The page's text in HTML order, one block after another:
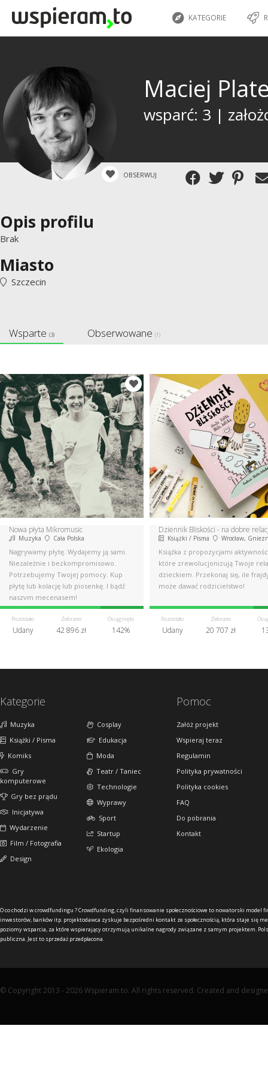
KATEGORIE
Maciej
wsparć: 3 |
OBSERWUJ
Opis profilu
Brak
Miasto
Szczecin
Wsparte (3) Obserwowane (1)
Nowa płyta Mikromusic
Muzyka Cała Polska
Nagrywamy płytę. Wydajemy ją sami.
Niezależnie i bezkompromisowo.
Potrzebujemy Twojej pomocy. Kup
płytę lub kolację lub piosenkę. I bądź
naszym mecenasem!
Pozostało
Udany
Zebrano
42 896 zł
Osiągnięto
142%
Książki / Pisma Wrocław,
Książka z propozycjami
które zrewolucjonizują Twoje
dzieckiem. Przekonaj się, ile
może dawać rodzicielstwo!
Pozostało
Udany
Zebrano
20 707 zł
Kategorie
Muzyka
Książki / Pisma
Komiks
Gry
komputerowe
Gry bez prądu
Inicjatywa
Wydarzenie
Film / Fotografia
Design
Cosplay
Edukacja
Moda
Teatr / Taniec
Technologie
Wyprawy
Sport
Startup
Ekologia
Pomoc
Załóż projekt
Wspieraj teraz
Regulamin
Polityka prywatności
Polityka cookies
FAQ
Do pobrania
Kontakt
O co chodzi w crowdfundingu ?Crowdfunding, czyli finansowanie społecznościowe to nowatorski model
inwestorów, banków itp. projektodawca zyskuje bezpośredni kontakt ze społecznością, która staje się
poziomy wsparcia, za które wspierający otrzymują unikalne nagrody związane z samym projektem.
publiczna. Jest to sprzedaż przedpłacona.
© Copyright 2013 - 2026 Wspieram.to. All rights reserved. Created and